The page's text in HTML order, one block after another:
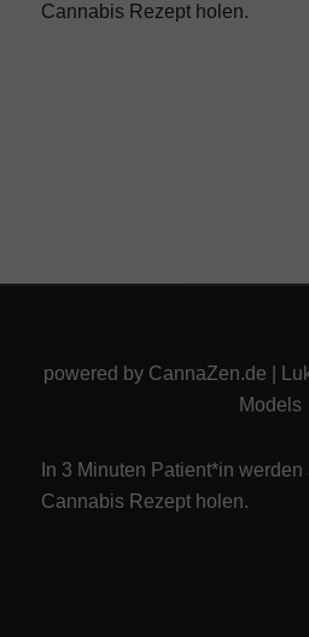
Cannabis Rezeptholen.
powered by CannaZen.de
Models
In 3 Minuten Patient*in
Cannabis Rezeptholen.